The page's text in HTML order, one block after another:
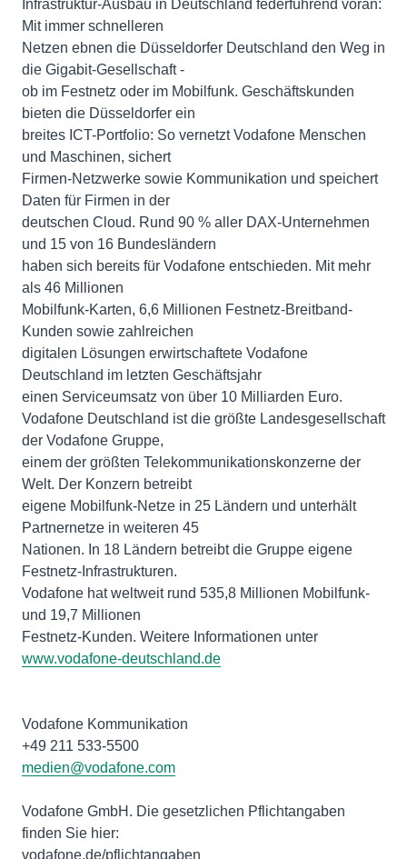
Infrastruktur-Ausbau in Deutschland federführend voran:
Mit immer schnelleren
Netzen ebnen die Düsseldorfer Deutschland den Weg in
die Gigabit-Gesellschaft -
ob im Festnetz oder im Mobilfunk. Geschäftskunden
bieten die Düsseldorfer ein
breites ICT-Portfolio: So vernetzt Vodafone Menschen
und Maschinen, sichert
Firmen-Netzwerke sowie Kommunikation und speichert
Daten für Firmen in der
deutschen Cloud. Rund 90 % aller DAX-Unternehmen
und 15 von 16 Bundesländern
haben sich bereits für Vodafone entschieden. Mit mehr
als 46 Millionen
Mobilfunk-Karten, 6,6 Millionen Festnetz-Breitband-
Kunden sowie zahlreichen
digitalen Lösungen erwirtschaftete Vodafone
Deutschland im letzten Geschäftsjahr
einen Serviceumsatz von über 10 Milliarden Euro.
Vodafone Deutschland ist die größte Landesgesellschaft
der Vodafone Gruppe,
einem der größten Telekommunikationskonzerne der
Welt. Der Konzern betreibt
eigene Mobilfunk-Netze in 25 Ländern und unterhält
Partnernetze in weiteren 45
Nationen. In 18 Ländern betreibt die Gruppe eigene
Festnetz-Infrastrukturen.
Vodafone hat weltweit rund 535,8 Millionen Mobilfunk-
und 19,7 Millionen
Festnetz-Kunden. Weitere Informationen unter
www.vodafone-deutschland.de
Vodafone Kommunikation
medien@vodafone.com
Vodafone GmbH. Die gesetzlichen Pflichtangaben
finden Sie hier:
vodafone.de/pflichtangaben